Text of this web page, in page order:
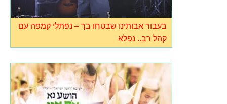
בעבור אבותינו שבטחו בך – נפתלי קמפה עם
קהל רב.. נפלא